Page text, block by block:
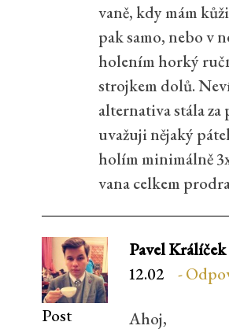
vaně, kdy mám
pak samo, nebo v
holením horký
strojkem dolů.
alternativa stála za
uvažuji nějaký
holím minimálně
vana celkem
Post
Pavel Králíček
12.02
Ahoj,